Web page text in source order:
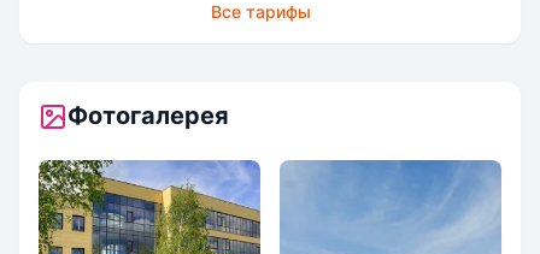
Все тарифы
Фотогалерея